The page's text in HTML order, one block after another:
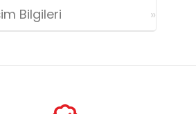
Bilgileri